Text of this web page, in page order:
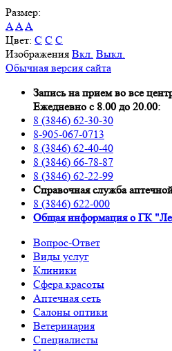
Размер:
AAA
Цвет: C C C
Изображения Вкл. Выкл.
Обычная версия сайта
Запись на прием во все
Ежедневно с 8.00 до 20.00:
8 (3846) 62-30-30
8-905-067-0713
8 (3846) 62-40-40
8 (3846) 66-78-87
8 (3846) 62-22-99
Справочная служба
8 (3846) 622-000
Oбщая информация о ГК
Вопрос-Ответ
Виды услуг
Клиники
Сфера красоты
Аптечная сеть
Салоны оптики
Ветеринария
Специалисты